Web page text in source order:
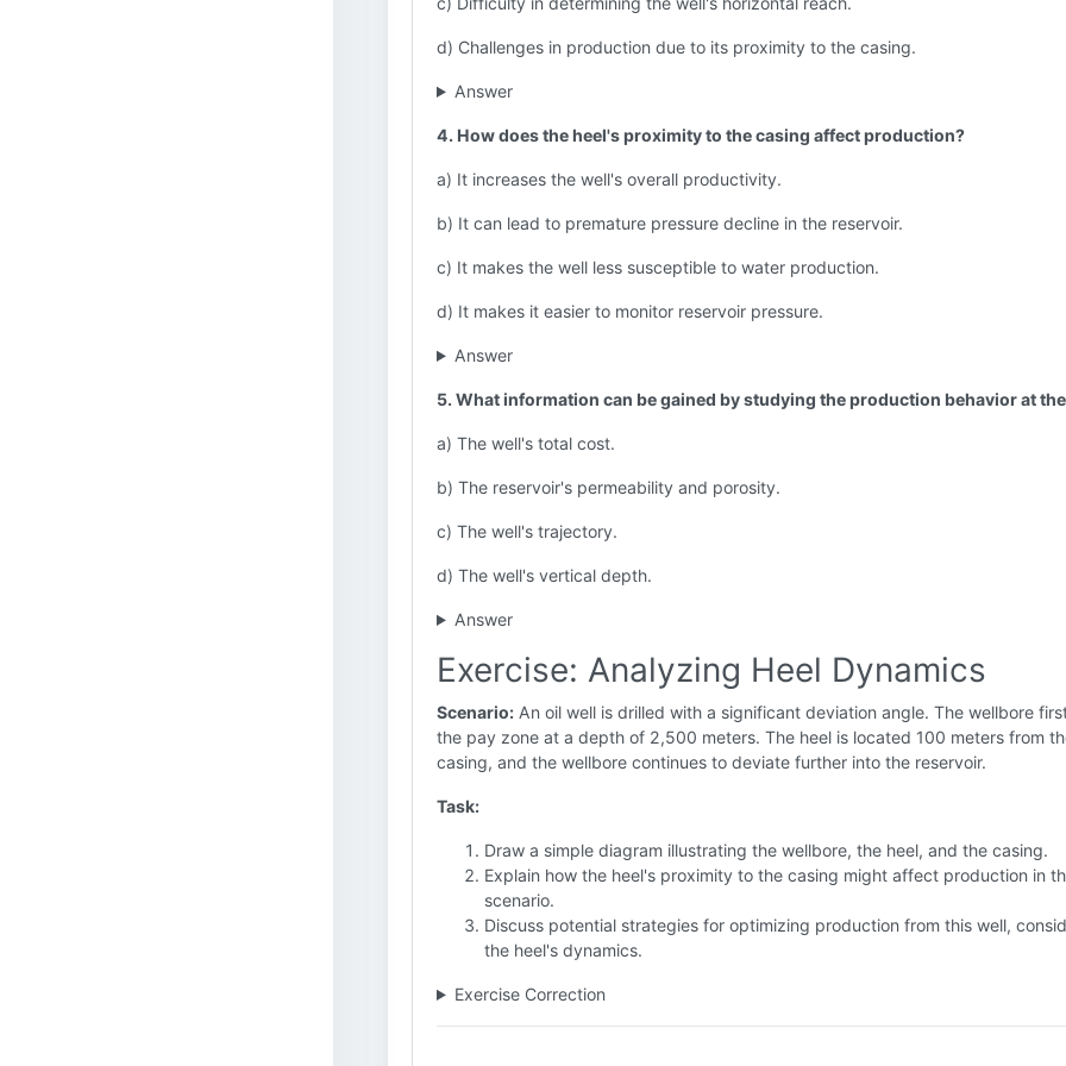
d) Challenges in production due to its proximity to the casing.
Answer
4. How does the heel's proximity to the casing affect production?
a) It increases the well's overall productivity.
b) It can lead to premature pressure decline in the reservoir.
c) It makes the well less susceptible to water production.
d) It makes it easier to monitor reservoir pressure.
Answer
5. What information can be gained by studying the production behavior at
a) The well's total cost.
b) The reservoir's permeability and porosity.
c) The well's trajectory.
d) The well's vertical depth.
Answer
Exercise: Analyzing Heel Dynamics
Scenario: An oil well is drilled with a significant deviation angle. The wellbore
the pay zone at a depth of 2,500 meters. The heel is located 100 meters from
casing, and the wellbore continues to deviate further into the reservoir.
Task:
Draw a simple diagram illustrating the wellbore, the heel, and the casing.
Explain how the heel's proximity to the casing might affect production in
scenario.
Discuss potential strategies for optimizing production from this well,
the heel's dynamics.
Exercise Correction